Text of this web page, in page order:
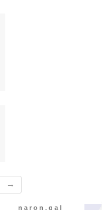
→
naron.gal